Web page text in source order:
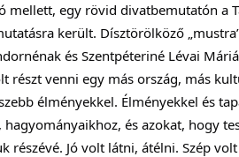
mellett, egy rövid divatbemutatón a
került. Dísztörölköző
és Szentpéteriné Lévai
részt venni egy más ország, más
élményekkel. Élményekkel és
és azokat, hogy
részévé. Jó volt látni, átélni. Szép